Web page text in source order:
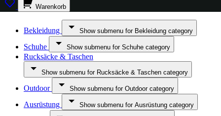
Warenkorb
Bekleidung Show submenu for Bekleidung category
Schuhe Show submenu for Schuhe category
Rucksäcke & Taschen
Show submenu for Rucksäcke & Taschen category
Outdoor Show submenu for Outdoor category
Ausrüstung Show submenu for Ausrüstung category